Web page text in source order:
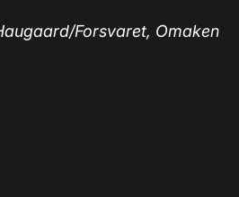
Forsvaret, Omaken